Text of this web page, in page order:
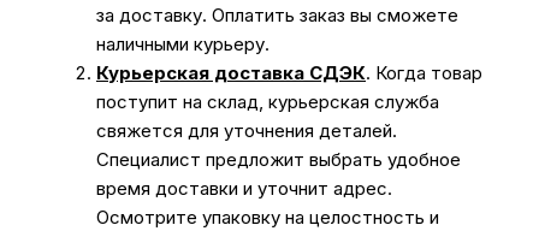
за доставку. Оплатить заказ вы сможете
наличными курьеру.
Курьерская доставка СДЭК. Когда товар
поступит на склад, курьерская служба
свяжется для уточнения деталей.
Специалист предложит выбрать удобное
время доставки и уточнит адрес.
Осмотрите упаковку на целостность и